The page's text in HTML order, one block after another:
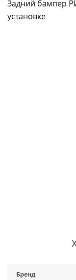
Задний бампер
установке
Бренд